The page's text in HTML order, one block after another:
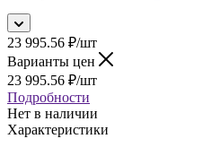
23 995.56 ₽/шт
Варианты цен
23 995.56 ₽/шт
Подробности
Нет в наличии
Характеристики